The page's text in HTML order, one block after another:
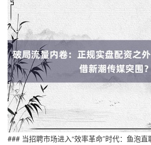
### 当招聘市场进入“效率革命”时代：鱼泡